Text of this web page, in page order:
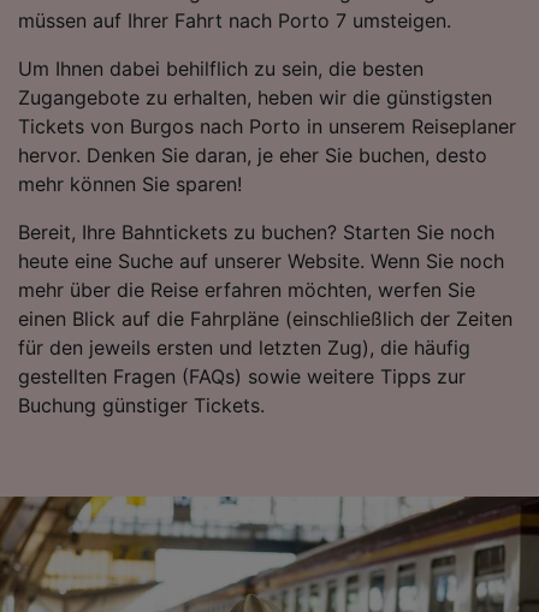
müssen auf Ihrer Fahrt nach Porto 7 umsteigen.
Um Ihnen dabei behilflich zu sein, die besten
Zugangebote zu erhalten, heben wir die günstigsten
Tickets von Burgos nach Porto in unserem Reiseplaner
hervor. Denken Sie daran, je eher Sie buchen, desto
mehr können Sie sparen!
Bereit, Ihre Bahntickets zu buchen? Starten Sie noch
heute eine Suche auf unserer Website. Wenn Sie noch
mehr über die Reise erfahren möchten, werfen Sie
einen Blick auf die Fahrpläne (einschließlich der Zeiten
für den jeweils ersten und letzten Zug), die häufig
gestellten Fragen (FAQs) sowie weitere Tipps zur
Buchung günstiger Tickets.